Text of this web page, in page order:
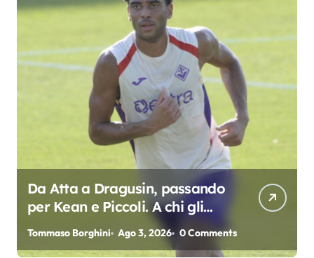
Da Atta a Dragusin, passando
per Kean e Piccoli. A chi gli
oscar del precampionato?
Tommaso Borghini Ago 3, 2026 0 Comments